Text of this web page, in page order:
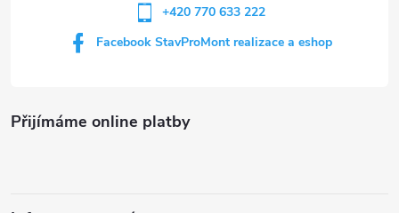
Přijímáme online platby
+420 770 633 222
Facebook StavProMont realizace a eshop